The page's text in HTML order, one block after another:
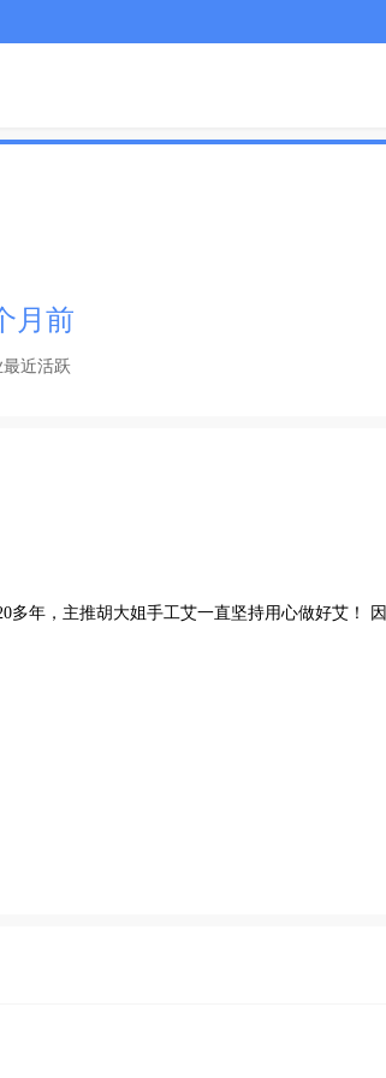
月前
最近活跃
年，主推胡大姐手工艾一直坚持用心做好艾！ 因
痛，形寒肢
劳损,